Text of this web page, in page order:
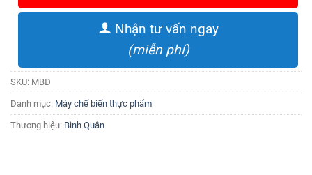
Nhận tư vấn ngay
(miễn phí)
SKU: MBĐ
Danh mục: Máy chế biến thực phẩm
Thương hiệu: Bình Quân